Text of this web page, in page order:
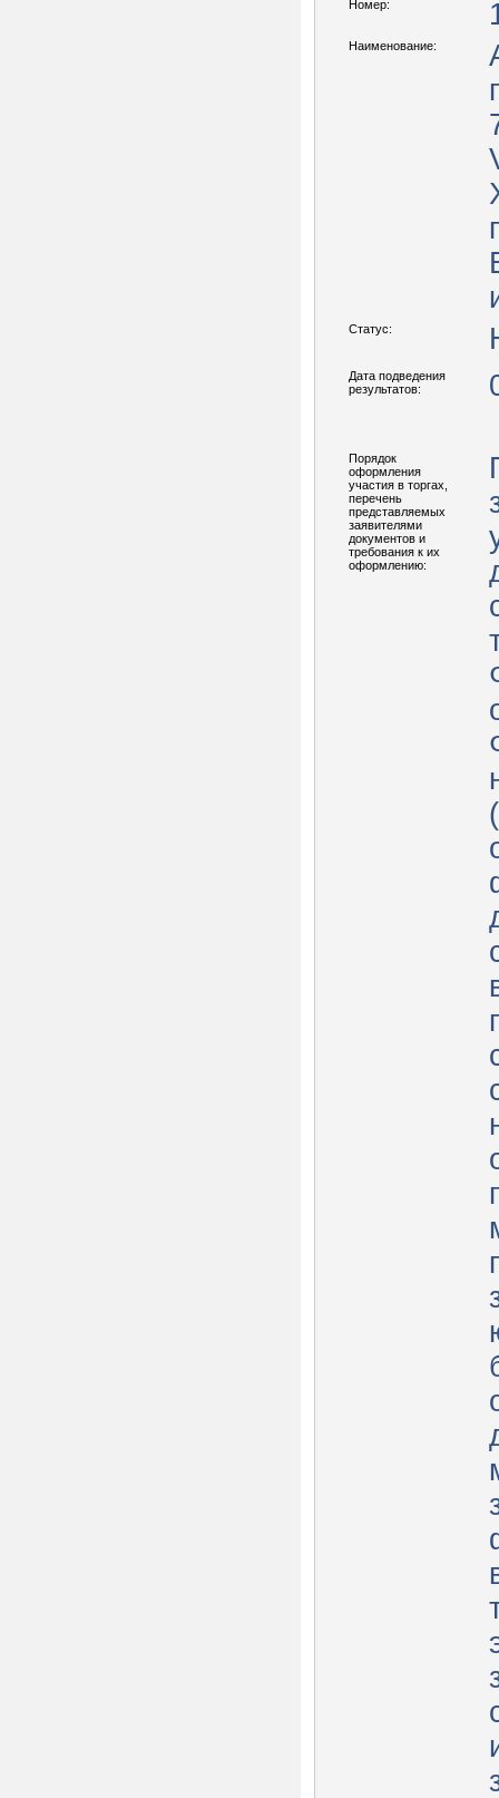
Номер:
Наименование:
Статус:
Дата подведения
результатов:
Порядок
оформления
участия в торгах,
перечень
представляемых
заявителями
документов и
требования к их
оформлению: